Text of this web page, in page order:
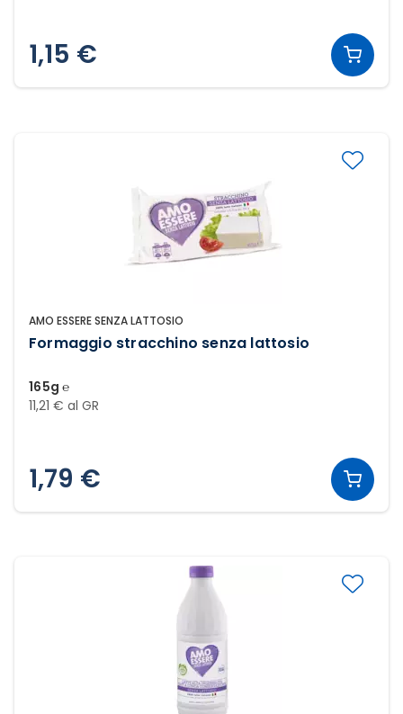
1,15 €
AMO ESSERE SENZA LATTOSIO
Formaggio stracchino senza lattosio
165g ℮
11,21 € al GR
1,79 €